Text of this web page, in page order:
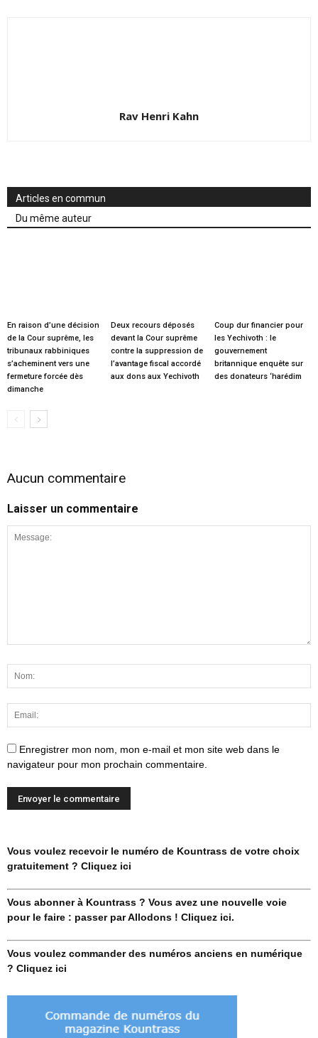
Rav Henri Kahn
Articles en commun
Du même auteur
En raison d’une décision
de la Cour suprême, les
tribunaux rabbiniques
s’acheminent vers une
fermeture forcée dès
dimanche
Deux recours déposés
devant la Cour suprême
contre la suppression de
l’avantage fiscal accordé
aux dons aux Yechivoth
Coup dur financier pour
les Yechivoth : le
gouvernement
britannique enquête sur
des donateurs ‘harédim
Aucun commentaire
Laisser un commentaire
Enregistrer mon nom, mon e-mail et mon site web dans le
navigateur pour mon prochain commentaire.
Vous voulez recevoir le numéro de Kountrass de votre choix
gratuitement ? Cliquez ici
Vous abonner à Kountrass ? Vous avez une nouvelle voie
pour le faire : passer par Allodons ! Cliquez ici.
Vous voulez commander des numéros anciens en numérique
? Cliquez ici